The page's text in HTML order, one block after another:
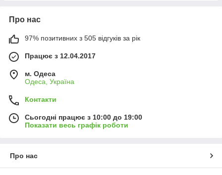
Про нас
97% позитивних з 505 відгуків за рік
Працює з 12.04.2017
м. Одеса
Одеса, Україна
Контакти
Сьогодні працює з 10:00 до 19:00
Показати весь графік роботи
Про нас